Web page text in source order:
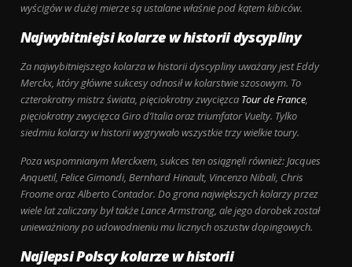
wyścigów w dużej mierze są ustalane właśnie pod kątem kibiców.
Najwybitniejsi kolarze w historii dyscypliny
Za najwybitniejszego kolarza w historii dyscypliny uważany jest Eddy
Merckx, który główne sukcesy odnosił w kolarstwie szosowym. To
czterokrotny mistrz świata, pięciokrotny zwycięzca Tour de France,
pięciokrotny zwycięzca Giro d’Italia oraz triumfator Vuelty. Tylko
siedmiu kolarzy w historii wygrywało wszystkie trzy wielkie toury.
Poza wspomnianym Merckxem, sukces ten osiągnęli również: Jacques
Anquetil, Felice Gimondi, Bernhard Hinault, Vincenzo Nibali, Chris
Froome oraz Alberto Contador. Do grona największych kolarzy przez
wiele lat zaliczany był także Lance Armstrong, ale jego dorobek został
unieważniony po udowodnieniu mu licznych oszustw dopingowych.
Najlepsi Polscy kolarze w historii